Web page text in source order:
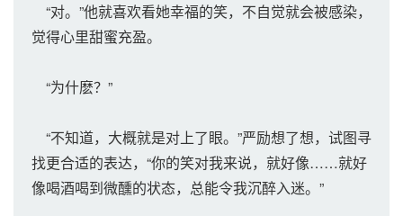
“对。”他就喜欢看她幸福的笑，不自觉就会被感染，
觉得心里甜蜜充盈。
“为什麽？”
“不知道，大概就是对上了眼。”严励想了想，试图寻
找更合适的表达，“你的笑对我来说，就好像……就好
像喝酒喝到微醺的状态，总能令我沉醉入迷。”